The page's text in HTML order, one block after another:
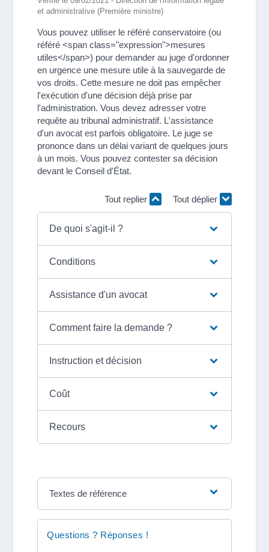
et administrative (Première ministre)
Vous pouvez utiliser le référé conservatoire (ou
référé <span class="expression">mesures
utiles</span>) pour demander au juge d'ordonner
en urgence une mesure utile à la sauvegarde de
vos droits. Cette mesure ne doit pas empêcher
l'exécution d'une décision déjà prise par
l'administration. Vous devez adresser votre
requête au tribunal administratif. L'assistance
d'un avocat est parfois obligatoire. Le juge se
prononce dans un délai variant de quelques jours
à un mois. Vous pouvez contester sa décision
devant le Conseil d'État.
Tout replier Tout déplier
De quoi s'agit-il ?
Conditions
Assistance d'un avocat
Comment faire la demande ?
Instruction et décision
Coût
Recours
Textes de référence
Questions ? Réponses !